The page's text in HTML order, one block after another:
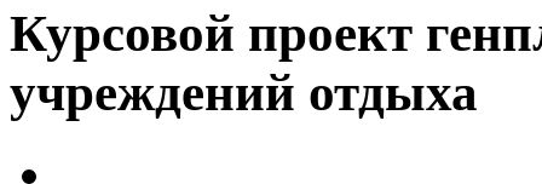
Курсовой проект
учреждений отдыха